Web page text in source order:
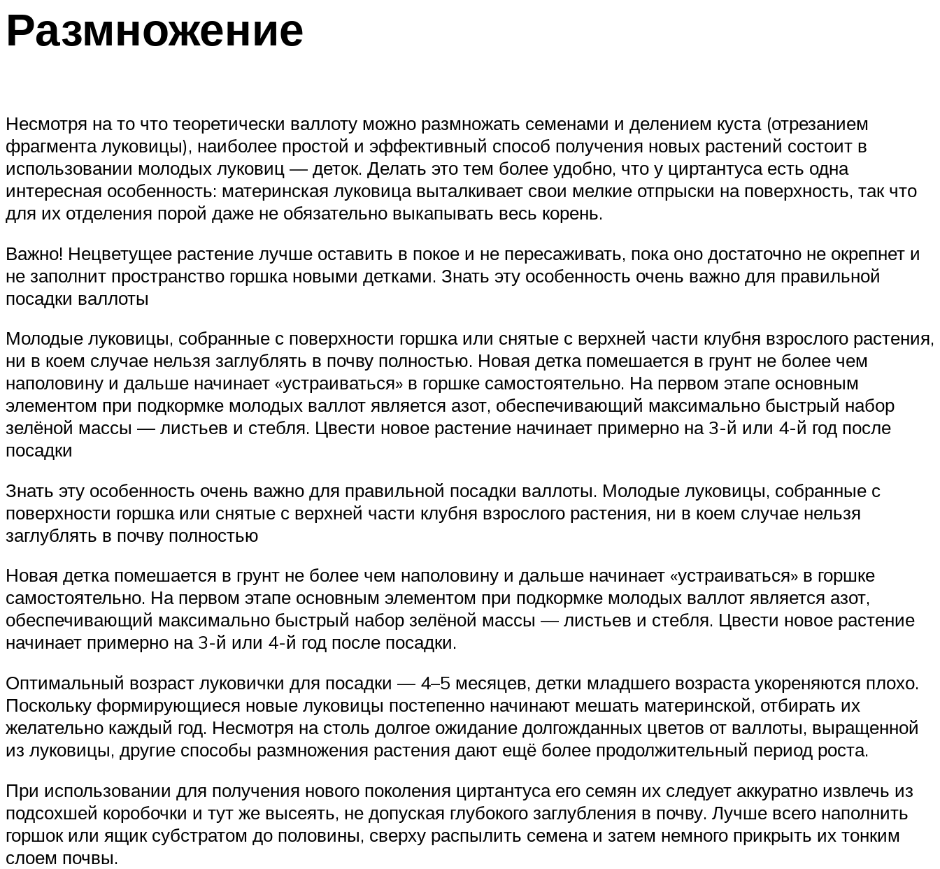
Размножение
Несмотря на то что теоретически валлоту можно размножать семенами и делением куста (отрезанием
фрагмента луковицы), наиболее простой и эффективный способ получения новых растений состоит в
использовании молодых луковиц — деток. Делать это тем более удобно, что у циртантуса есть одна
интересная особенность: материнская луковица выталкивает свои мелкие отпрыски на поверхность, так что
для их отделения порой даже не обязательно выкапывать весь корень.
Важно! Нецветущее растение лучше оставить в покое и не пересаживать, пока оно достаточно не окрепнет и
не заполнит пространство горшка новыми детками. Знать эту особенность очень важно для правильной
посадки валлоты
Молодые луковицы, собранные с поверхности горшка или снятые с верхней части клубня взрослого растения,
ни в коем случае нельзя заглублять в почву полностью. Новая детка помешается в грунт не более чем
наполовину и дальше начинает «устраиваться» в горшке самостоятельно. На первом этапе основным
элементом при подкормке молодых валлот является азот, обеспечивающий максимально быстрый набор
зелёной массы — листьев и стебля. Цвести новое растение начинает примерно на 3-й или 4-й год после
посадки
Знать эту особенность очень важно для правильной посадки валлоты. Молодые луковицы, собранные с
поверхности горшка или снятые с верхней части клубня взрослого растения, ни в коем случае нельзя
заглублять в почву полностью
Новая детка помешается в грунт не более чем наполовину и дальше начинает «устраиваться» в горшке
самостоятельно. На первом этапе основным элементом при подкормке молодых валлот является азот,
обеспечивающий максимально быстрый набор зелёной массы — листьев и стебля. Цвести новое растение
начинает примерно на 3-й или 4-й год после посадки.
Оптимальный возраст луковички для посадки — 4–5 месяцев, детки младшего возраста укореняются плохо.
Поскольку формирующиеся новые луковицы постепенно начинают мешать материнской, отбирать их
желательно каждый год. Несмотря на столь долгое ожидание долгожданных цветов от валлоты, выращенной
из луковицы, другие способы размножения растения дают ещё более продолжительный период роста.
При использовании для получения нового поколения циртантуса его семян их следует аккуратно извлечь из
подсохшей коробочки и тут же высеять, не допуская глубокого заглубления в почву. Лучше всего наполнить
горшок или ящик субстратом до половины, сверху распылить семена и затем немного прикрыть их тонким
слоем почвы.